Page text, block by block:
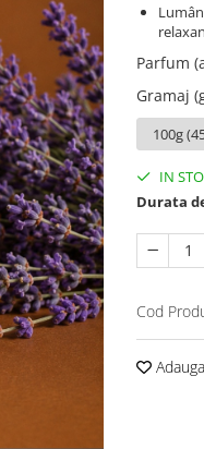
Parfum
Gramaj
IN
Durata
Cod